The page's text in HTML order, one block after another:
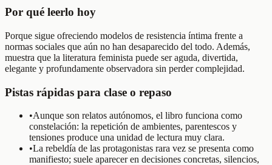
Por qué leerlo hoy
Porque sigue ofreciendo modelos de resistencia íntima frente a
normas sociales que aún no han desaparecido del todo. Además,
muestra que la literatura feminista puede ser aguda, divertida,
elegante y profundamente observadora sin perder complejidad.
Pistas rápidas para clase o repaso
•Aunque son relatos autónomos, el libro funciona como
constelación: la repetición de ambientes, parentescos y
tensiones produce una unidad de lectura muy clara.
•La rebeldía de las protagonistas rara vez se presenta como
manifiesto; suele aparecer en decisiones concretas, silencios,